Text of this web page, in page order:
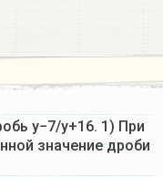
y−7/y+16. 1) При
значение дроби